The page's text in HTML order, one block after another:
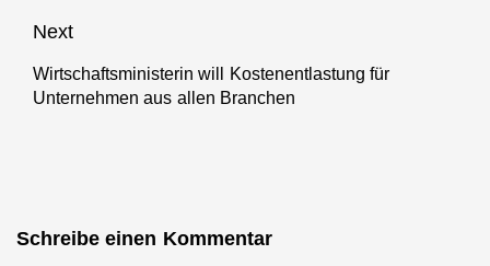
Next
Next
post:
Wirtschaftsministerin will Kostenentlastung für
Unternehmen aus allen Branchen
Schreibe einen Kommentar